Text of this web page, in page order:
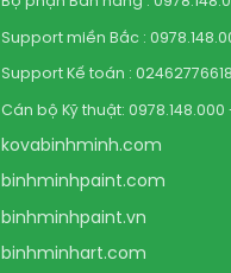
Support miền Bắc :
Support Kế toán : 02462776618
Cán bộ Kỹ thuật: 0978.148.000
kovabinhminh.com
binhminhpaint.com
binhminhpaint.vn
binhminhart.com